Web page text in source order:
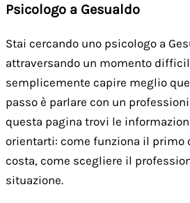
Psicologo a Gesualdo
Stai cercando uno psicologo a
attraversando un momento
semplicemente capire meglio
passo è parlare con un
questa pagina trovi le
orientarti: come funziona il primo
costa, come scegliere il
situazione.